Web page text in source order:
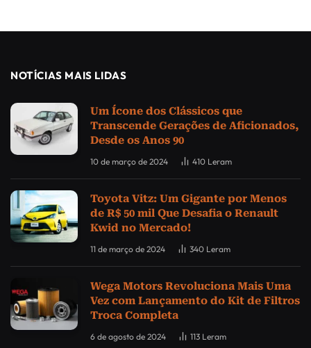
NOTÍCIAS MAIS LIDAS
Um Ícone dos Clássicos que
Transcende Gerações de Aficionados,
Desde os Anos 90
10 de março de 2024 410 Leram
Toyota Vitz: Um Gigante por Menos
de R$ 50 mil Que Desafia o Renault
Kwid no Mercado!
11 de março de 2024 340 Leram
Wega Motors Revoluciona Mais Uma
Vez com Lançamento do Kit de Filtros
Troca Completa
6 de agosto de 2024 113 Leram